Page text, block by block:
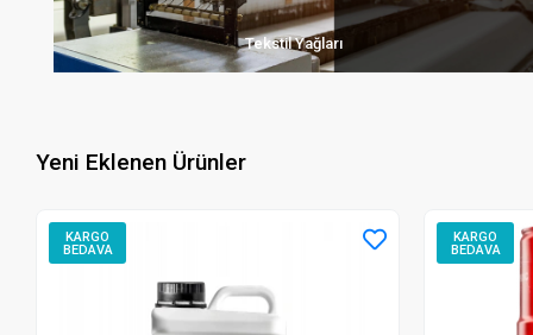
Tekstil Yağları
Yeni Eklenen Ürünler
KARGO
BEDAVA
KARGO
BEDAVA